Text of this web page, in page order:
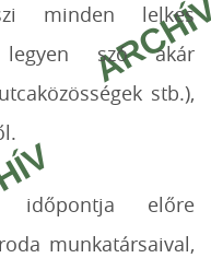
minden lelkes
legyen szó akár
stb.),
időpontja előre
munkatársaival,